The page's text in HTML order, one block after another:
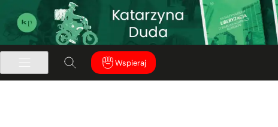
Wspieraj